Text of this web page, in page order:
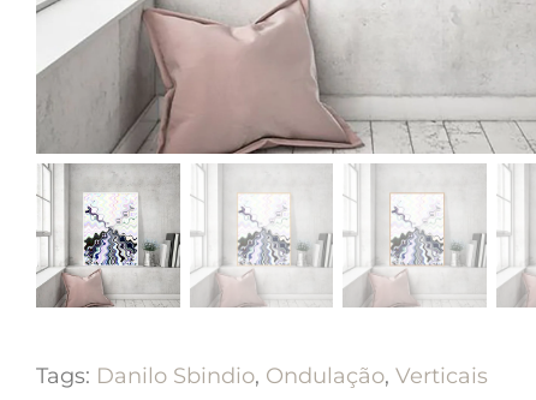
Tags: Danilo Sbindio, Ondulação, Verticais